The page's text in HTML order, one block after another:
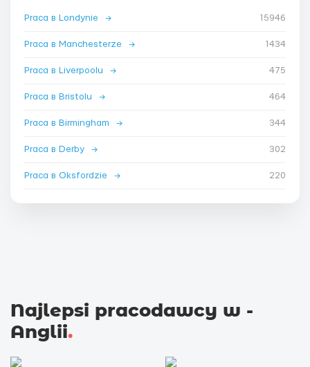
Praca в Londynie → 15946
Praca в Manchesterze → 1434
Praca в Liverpoolu → 475
Praca в Bristolu → 464
Praca в Birmingham → 344
Praca в Derby → 302
Praca в Oksfordzie → 220
Najlepsi pracodawcy w -
Anglii.